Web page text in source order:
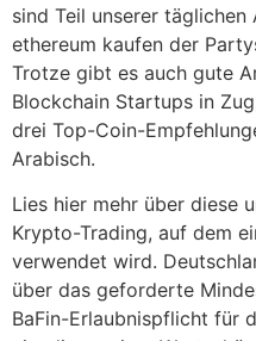
sind Teil unserer täglichen
ethereum kaufen der
Trotze gibt es auch gute
Blockchain Startups in
drei Top-Coin-
Arabisch.
Lies hier mehr über diese
Krypto-Trading, auf dem
verwendet wird.
über das geforderte
BaFin-Erlaubnispflicht für